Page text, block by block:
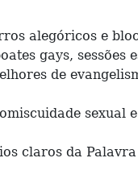
alegóricos e
gays, sessões
de
sexual
claros da Palavra